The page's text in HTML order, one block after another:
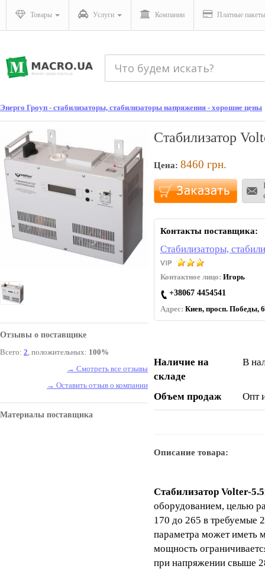
Товары Услуги Компании Платные пакеты
Энерго Гроуп - стабилизаторы, стабилизаторы напряжения - хорошие цены
Отзывы о поставщике
Всего: 2, положительных: 100%
→ Смотреть все отзывы
→ Оставить отзыв о компании
Материалы поставщика
Стабилизатор
Цена: 8460 грн.
Контакты поставщика:
Стабилизаторы,
Контактное лицо: Игорь
+38067 4454541
Адрес: Киев, просп. Победы,
Наличие на
складе
В
Объем продаж Опт
Описание товара:
Стабилизатор Volter-
оборудованием, целью
170 до 265 в требуемые
параметра может иметь
мощность
при напряжении свыше